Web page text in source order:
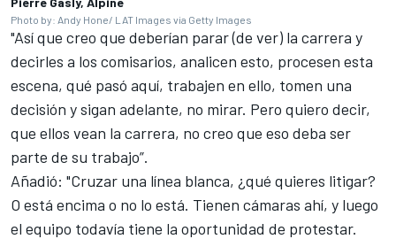
Photo by: Andy Hone/ LAT Images via Getty Images
"Así que creo que deberían parar (de ver) la carrera y
decirles a los comisarios, analicen esto, procesen esta
escena, qué pasó aquí, trabajen en ello, tomen una
decisión y sigan adelante, no mirar. Pero quiero decir,
que ellos vean la carrera, no creo que eso deba ser
parte de su trabajo”.
Añadió: "Cruzar una línea blanca, ¿qué quieres litigar?
O está encima o no lo está. Tienen cámaras ahí, y luego
el equipo todavía tiene la oportunidad de protestar.